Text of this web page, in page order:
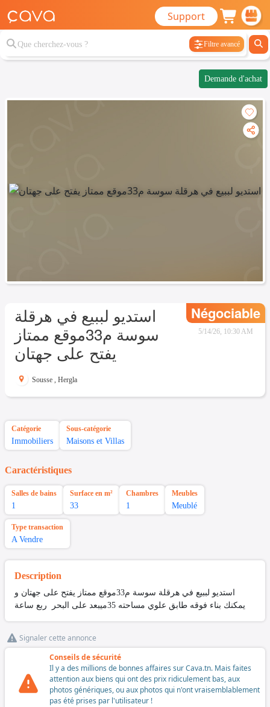
Support
Filtre avancé
Demande d'achat
استديو لببيع في هرقلة
سوسة م33موقع ممتاز
يفتح على جهتان
Négociable
5/14/26, 10:30 AM
Sousse , Hergla
Catégorie
Immobiliers
Sous-catégorie
Maisons et Villas
Caractéristiques
Salles de bains
1
Surface en m²
33
Chambres
1
Meubles
Meublé
Type transaction
A Vendre
Description
استديو لببيع في هرقلة سوسة م33موقع ممتاز يفتح على جهتان و
Signaler cette annonce
Conseils de sécurité
Il y a des millions de bonnes affaires sur Cava.tn. Mais faites
attention aux biens qui ont des prix ridiculement bas, aux
photos génériques, ou aux photos qui n'ont vraisemblablement
pas été prises par l'utilisateur !